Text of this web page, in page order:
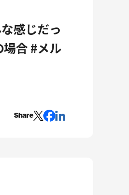
感じだっ
合 #メル
Share